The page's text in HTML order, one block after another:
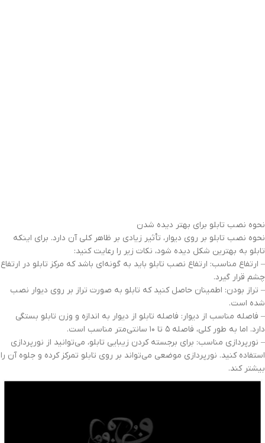
نحوه نصب تابلو برای بهتر دیده شدن
نحوه نصب تابلو بر روی دیوار، تأثیر زیادی بر ظاهر کلی آن دارد. برای اینکه
تابلو به بهترین شکل دیده شود، نکات زیر را رعایت کنید:
– ارتفاع مناسب: ارتفاع نصب تابلو باید به گونه‌ای باشد که مرکز تابلو در ارتفاع
چشم قرار گیرد.
– تراز بودن: اطمینان حاصل کنید که تابلو به صورت تراز بر روی دیوار نصب
شده است.
– فاصله مناسب از دیوار: فاصله تابلو از دیوار به اندازه و وزن تابلو بستگی
دارد. اما به طور کلی، فاصله 5 تا 10 سانتی‌متر مناسب است.
– نورپردازی مناسب: برای برجسته کردن زیبایی تابلو، می‌توانید از نورپردازی
استفاده کنید. نورپردازی موضعی می‌تواند بر روی تابلو تمرکز کرده و جلوه آن را
بیشتر کند.